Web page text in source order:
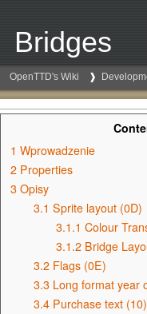
Bridges
OpenTTD's Wiki
1 Wprowadzenie
2 Properties
3 Opisy
3.1 Sprite layout (0D)
3.1.1 Colour
3.1.2 Bridge
3.2 Flags (0E)
3.3 Long format year
3.4 Purchase text (10)